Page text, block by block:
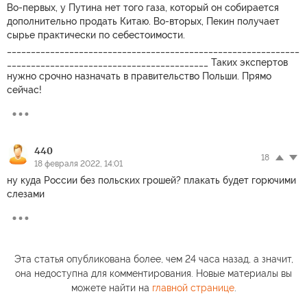
Во-первых, у Путина нет того газа, который он собирается
дополнительно продать Китаю. Во-вторых, Пекин получает
сырье практически по себестоимости.
__________________________________________ Таких экспертов
нужно срочно назначать в правительство Польши. Прямо
сейчас!
440
18 февраля 2022, 14:01
18
ну куда России без польских грошей? плакать будет горючими
слезами
Эта статья опубликована более, чем 24 часа назад, а значит,
она недоступна для комментирования. Новые материалы вы
можете найти на главной странице.